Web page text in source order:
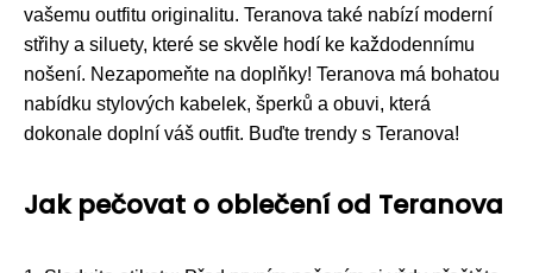
vašemu outfitu originalitu. Teranova také nabízí moderní
střihy a siluety, které se skvěle hodí ke každodennímu
nošení. Nezapomeňte na doplňky! Teranova má bohatou
nabídku stylových kabelek, šperků a obuvi, která
dokonale doplní váš outfit. Buďte trendy s Teranova!
Jak pečovat o oblečení od Teranova